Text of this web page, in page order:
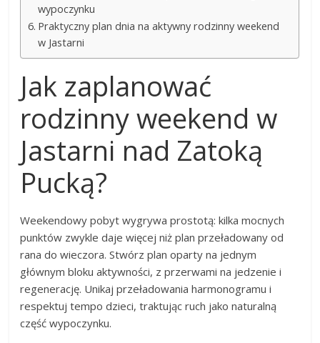
wypoczynku
Praktyczny plan dnia na aktywny rodzinny weekend
w Jastarni
Jak zaplanować
rodzinny weekend w
Jastarni nad Zatoką
Pucką?
Weekendowy pobyt wygrywa prostotą: kilka mocnych
punktów zwykle daje więcej niż plan przeładowany od
rana do wieczora. Stwórz plan oparty na jednym
głównym bloku aktywności, z przerwami na jedzenie i
regenerację. Unikaj przeładowania harmonogramu i
respektuj tempo dzieci, traktując ruch jako naturalną
część wypoczynku.